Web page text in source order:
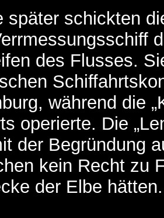
später schickten
des Flusses.
während die
operierte. Die
der Begründung
kein Recht zu
der Elbe hätten.